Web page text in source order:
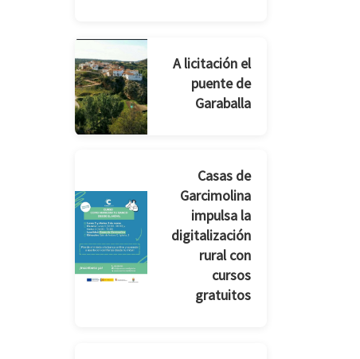
A licitación el
puente de
Garaballa
Casas de
Garcimolina
impulsa la
digitalización
rural con
cursos
gratuitos